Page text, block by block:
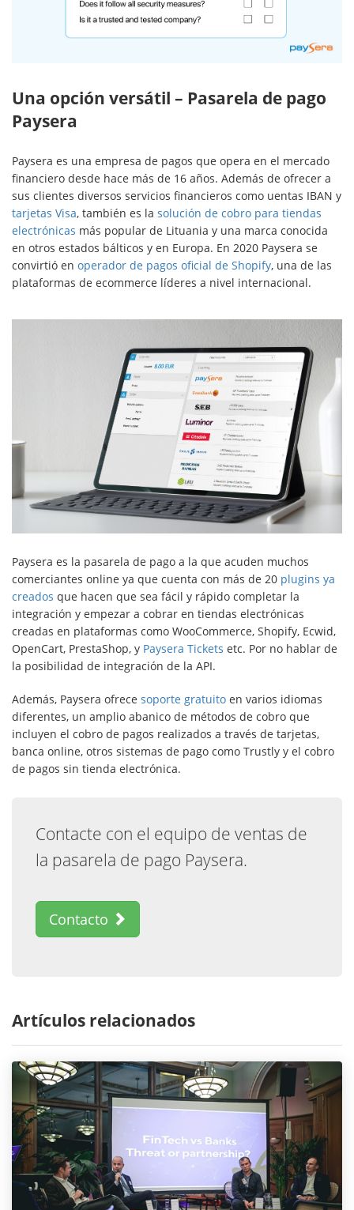
Una opción versátil – Pasarela de pago
Paysera
Paysera es una empresa de pagos que opera en el mercado
financiero desde hace más de 16 años. Además de ofrecer a
sus clientes diversos servicios financieros como uentas IBAN y
tarjetas Visa, también es la solución de cobro para tiendas
electrónicas más popular de Lituania y una marca conocida
en otros estados bálticos y en Europa. En 2020 Paysera se
convirtió en operador de pagos oficial de Shopify, una de las
plataformas de ecommerce líderes a nivel internacional.
Paysera es la pasarela de pago a la que acuden muchos
comerciantes online ya que cuenta con más de 20 plugins ya
creados que hacen que sea fácil y rápido completar la
integración y empezar a cobrar en tiendas electrónicas
creadas en plataformas como WooCommerce, Shopify, Ecwid,
OpenCart, PrestaShop, y Paysera Tickets etc. Por no hablar de
la posibilidad de integración de la API.
Además, Paysera ofrece soporte gratuito en varios idiomas
diferentes, un amplio abanico de métodos de cobro que
incluyen el cobro de pagos realizados a través de tarjetas,
banca online, otros sistemas de pago como Trustly y el cobro
de pagos sin tienda electrónica.
Contacte con el equipo de ventas de
la pasarela de pago Paysera.
Contacto
Artículos relacionados